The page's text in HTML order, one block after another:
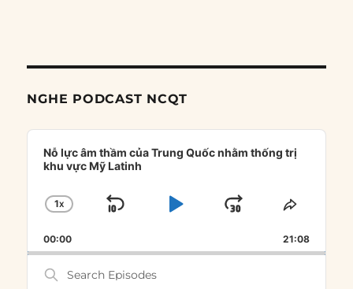
NGHE PODCAST NCQT
Audio
Player
Nỗ lực âm thầm của Trung Quốc nhằm thống trị
khu vực Mỹ Latinh
CHANGE
RATE
1X
SKIP
PLAYJUMP
FORWARD
SHARE
00:00 21:08
Search
Episodes